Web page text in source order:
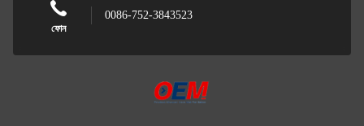
ফোন
0086-752-3843523